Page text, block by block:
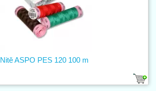
Nitě ASPO PES 120 100 m